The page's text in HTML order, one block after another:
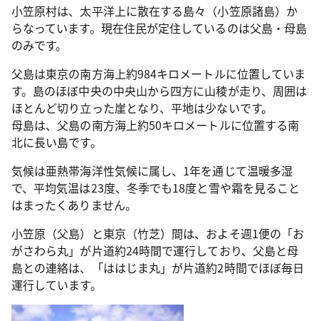
小笠原村は、太平洋上に散在する島々（小笠原諸島）か
らなっています。現在住民が定住しているのは父島・母島
のみです。
父島は東京の南方海上約984キロメートルに位置していま
す。島のほぼ中央の中央山から四方に山稜が走り、周囲は
ほとんど切り立った崖となり、平地は少ないです。
母島は、父島の南方海上約50キロメートルに位置する南
北に長い島です。
気候は亜熱帯海洋性気候に属し、1年を通じて温暖多湿
で、平均気温は23度、冬季でも18度と雪や霜を見ること
はまったくありません。
小笠原（父島）と東京（竹芝）間は、およそ週1便の「お
がさわら丸」が片道約24時間で運行しており、父島と母
島との連絡は、「ははじま丸」が片道約2時間でほぼ毎日
運行しています。